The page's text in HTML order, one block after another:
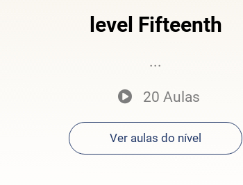
level Fifteenth
...
20 Aulas
Ver aulas do nível